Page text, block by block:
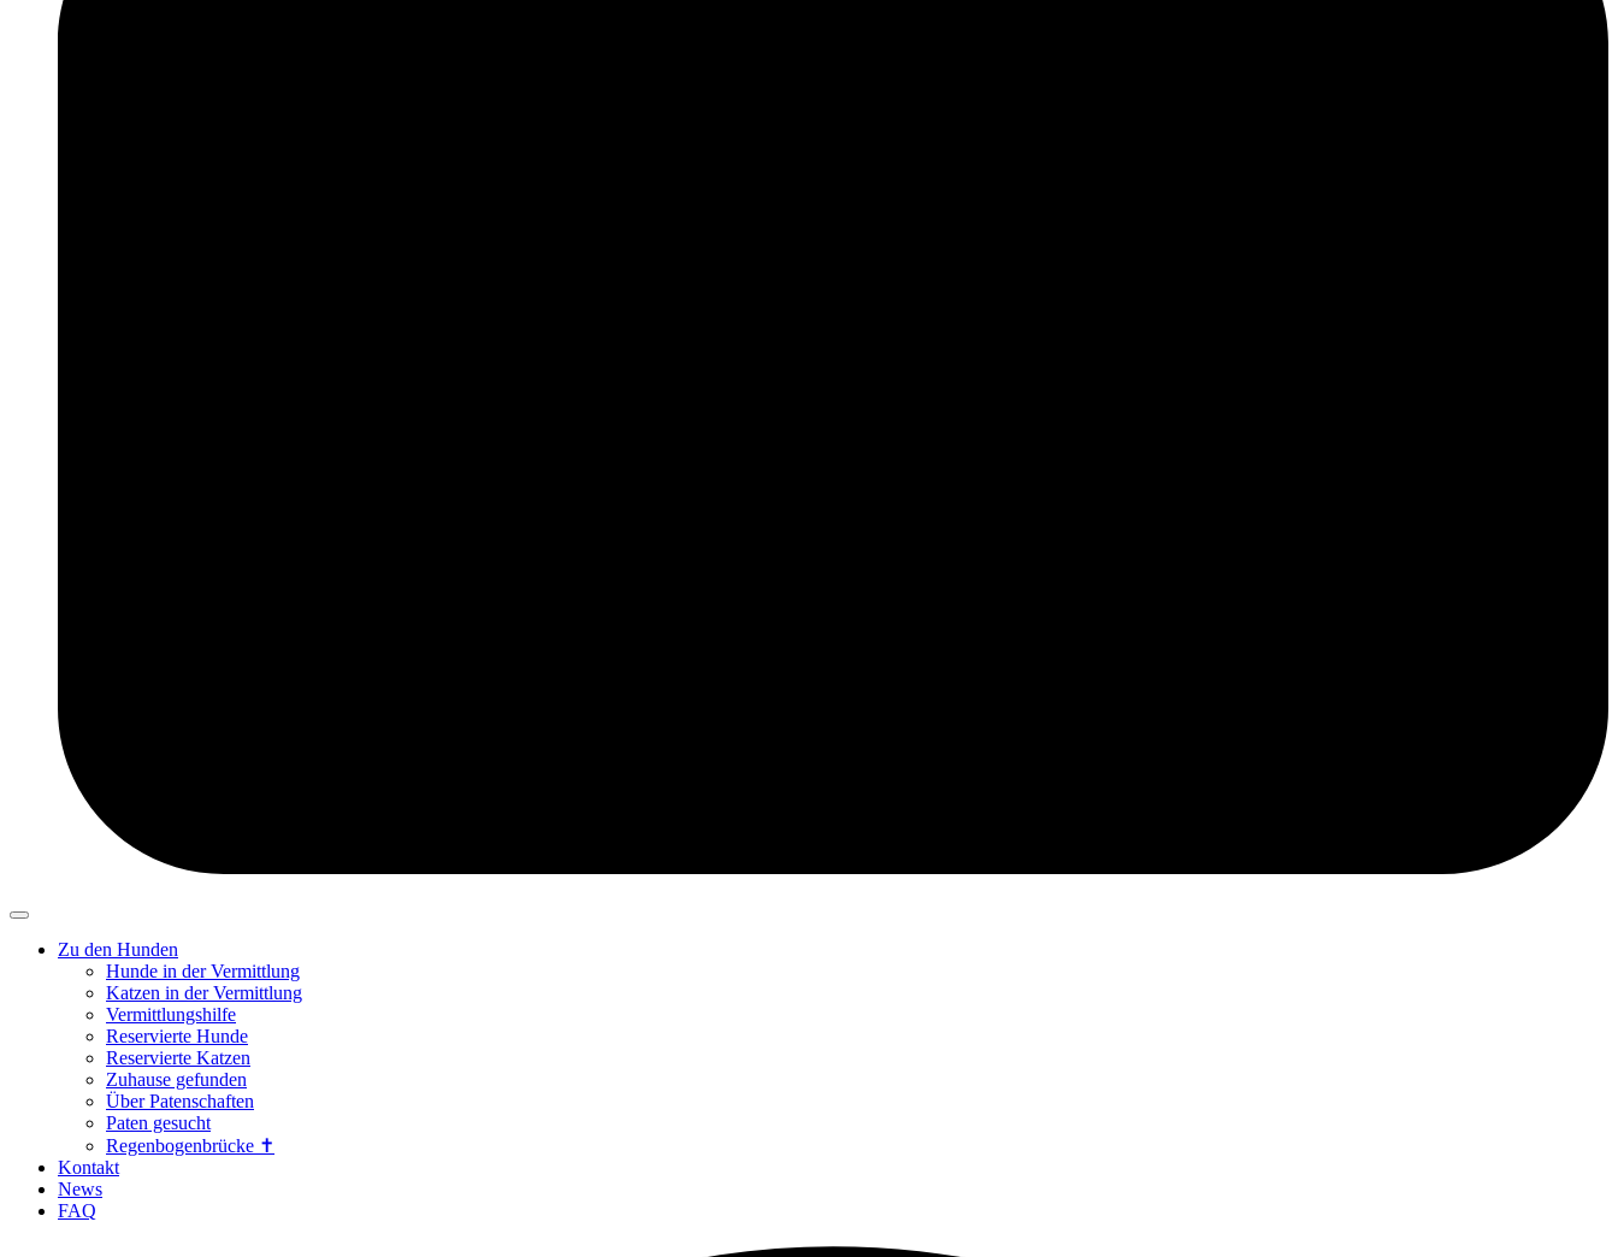
Zu den Hunden
Hunde in der Vermittlung
Katzen in der Vermittlung
Vermittlungshilfe
Reservierte Hunde
Reservierte Katzen
Zuhause gefunden
Über Patenschaften
Paten gesucht
Regenbogenbrücke ✝
Kontakt
News
FAQ